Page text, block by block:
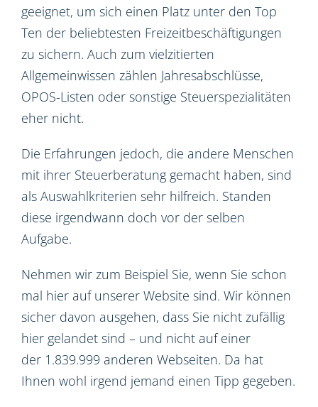
geeignet, um sich einen Platz unter den Top
Ten der beliebtesten Freizeitbeschäftigungen
zu sichern. Auch zum vielzitierten
Allgemeinwissen zählen Jahresabschlüsse,
OPOS-Listen oder sonstige Steuerspezialitäten
eher nicht.
Die Erfahrungen jedoch, die andere Menschen
mit ihrer Steuerberatung gemacht haben, sind
als Auswahlkriterien sehr hilfreich. Standen
diese irgendwann doch vor der selben
Aufgabe.
Nehmen wir zum Beispiel Sie, wenn Sie schon
mal hier auf unserer Website sind. Wir können
sicher davon ausgehen, dass Sie nicht zufällig
hier gelandet sind – und nicht auf einer
der 1.839.999 anderen Webseiten. Da hat
Ihnen wohl irgend jemand einen Tipp gegeben.